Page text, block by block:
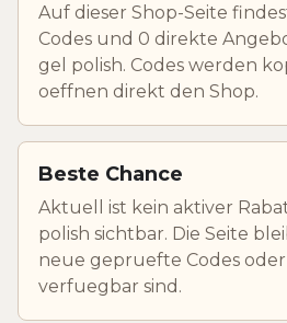
Auf dieser Shop-Seite
Codes und 0 direkte
gel polish. Codes werden
oeffnen direkt den Shop.
Beste Chance
Aktuell ist kein aktiver
polish sichtbar. Die Seite
neue gepruefte Codes
verfuegbar sind.